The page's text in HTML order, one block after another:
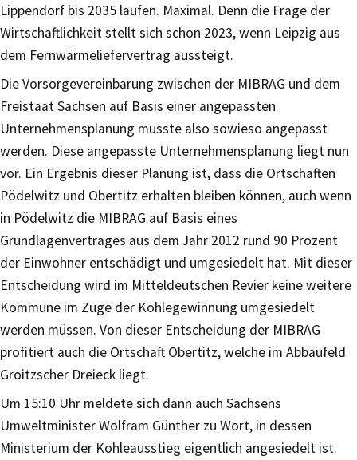
Lippendorf bis 2035 laufen. Maximal. Denn die Frage der
Wirtschaftlichkeit stellt sich schon 2023, wenn Leipzig aus
dem Fernwärmeliefervertrag aussteigt.
Die Vorsorgevereinbarung zwischen der MIBRAG und dem
Freistaat Sachsen auf Basis einer angepassten
Unternehmensplanung musste also sowieso angepasst
werden. Diese angepasste Unternehmensplanung liegt nun
vor. Ein Ergebnis dieser Planung ist, dass die Ortschaften
Pödelwitz und Obertitz erhalten bleiben können, auch wenn
in Pödelwitz die MIBRAG auf Basis eines
Grundlagenvertrages aus dem Jahr 2012 rund 90 Prozent
der Einwohner entschädigt und umgesiedelt hat. Mit dieser
Entscheidung wird im Mitteldeutschen Revier keine weitere
Kommune im Zuge der Kohlegewinnung umgesiedelt
werden müssen. Von dieser Entscheidung der MIBRAG
profitiert auch die Ortschaft Obertitz, welche im Abbaufeld
Groitzscher Dreieck liegt.
Um 15:10 Uhr meldete sich dann auch Sachsens
Umweltminister Wolfram Günther zu Wort, in dessen
Ministerium der Kohleausstieg eigentlich angesiedelt ist.